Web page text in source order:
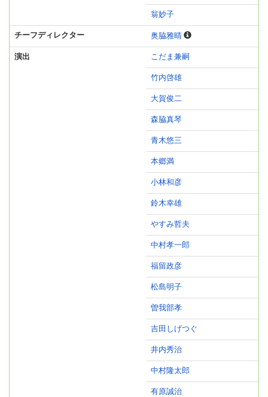
翁妙子
チーフディレクター 奥脇雅晴
演出 こだま兼嗣
竹内啓雄
大賀俊二
森脇真琴
青木悠三
本郷満
小林和彦
鈴木幸雄
やすみ哲夫
中村孝一郎
福留政彦
松島明子
曽我部孝
吉田しげつぐ
井内秀治
中村隆太郎
有原誠治